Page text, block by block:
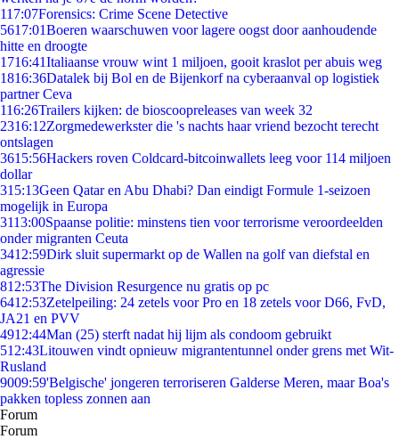
117:07Forensics: Crime Scene Detective
5617:01Boeren waarschuwen voor lagere oogst door aanhoudende
hitte en droogte
1716:41Italiaanse vrouw wint 1 miljoen, gooit kraslot per abuis weg
1816:36Datalek bij Bol en de Bijenkorf na cyberaanval op logistiek
partner Ceva
116:26Trailers kijken: de bioscoopreleases van week 32
2316:12Zorgmedewerkster die 's nachts haar vriend bezocht terecht
ontslagen
3615:56Hackers roven Coldcard-bitcoinwallets leeg voor 114 miljoen
dollar
315:13Geen Qatar en Abu Dhabi? Dan eindigt Formule 1-seizoen
mogelijk in Europa
3113:00Spaanse politie: minstens tien voor terrorisme veroordeelden
onder migranten Ceuta
3412:59Dirk sluit supermarkt op de Wallen na golf van diefstal en
agressie
812:53The Division Resurgence nu gratis op pc
6412:53Zetelpeiling: 24 zetels voor Pro en 18 zetels voor D66, FvD,
JA21 en PVV
4912:44Man (25) sterft nadat hij lijm als condoom gebruikt
512:43Litouwen vindt opnieuw migrantentunnel onder grens met Wit-
Rusland
9009:59'Belgische' jongeren terroriseren Galderse Meren, maar Boa's
pakken topless zonnen aan
Forum
Forum